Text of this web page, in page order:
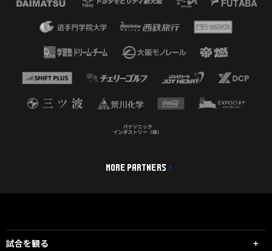
MORE PARTNERS
試合を観る